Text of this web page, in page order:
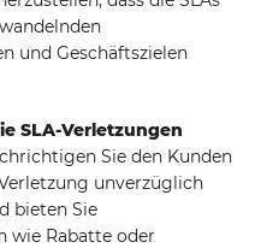
und Geschäftszielen
SLA-Verletzungen
Sie den Kunden
unverzüglich
bieten Sie
wie Rabatte oder